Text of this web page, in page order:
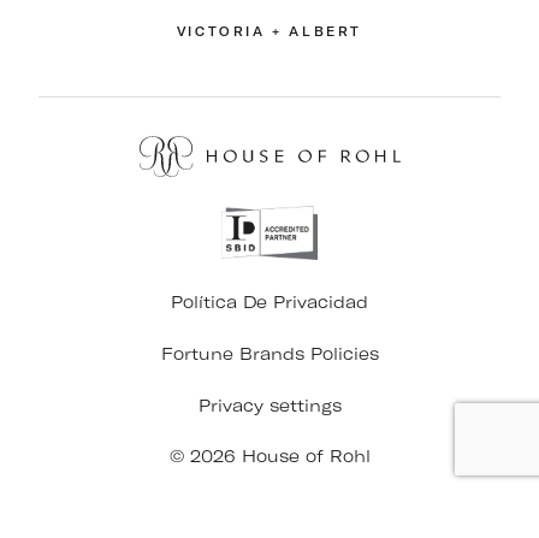
VICTORIA + ALBERT
Política De Privacidad
Fortune Brands Policies
Privacy settings
© 2026 House of Rohl